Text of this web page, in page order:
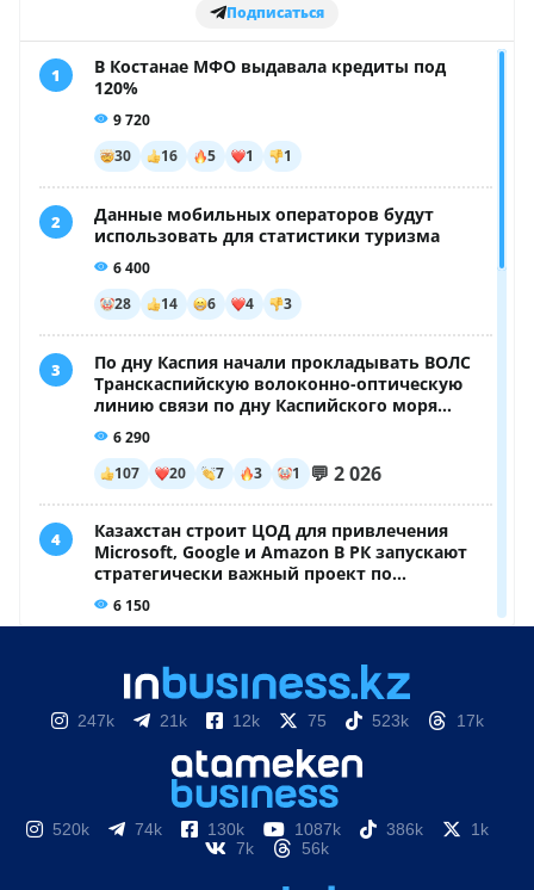
247k 21k 12k 75 523k 17k
520k 74k 130k 1087k 386k
1k
7k
56k